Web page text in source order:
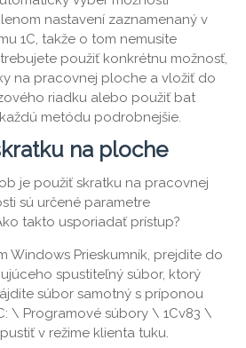
nastavení zaznamenaný v
1C, takže o tom nemusíte
použiť konkrétnu možnosť,
na pracovnej ploche a vložiť do
riadku alebo použiť bat
metódu podrobnejšie.
na ploche
je použiť skratku na pracovnej
sú určené parametre
takto usporiadať prístup?
Windows Prieskumník, prejdite do
spustiteľný súbor, ktorý
súbor samotný s príponou
\ Programové súbory \ 1Cv83 \
v režime klienta tuku.